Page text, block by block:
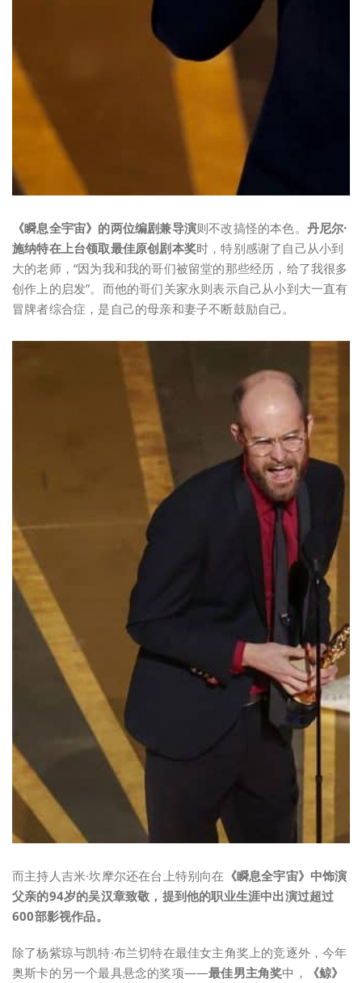
《瞬息全宇宙》的两位编剧兼导演则不改搞怪的本色。 丹尼尔·
施纳特在上台领取最佳原创剧本奖时，特别感谢了自己从小到
大的老师，“因为我和我的哥们被留堂的那些经历，给了我很多
创作上的启发”。而他的哥们关家永则表示自己从小到大一直有
冒牌者综合症，是自己的母亲和妻子不断鼓励自己。
而主持人吉米·坎摩尔还在台上特别向在 《瞬息全宇宙》中饰演
父亲的94岁的吴汉章致敬，提到他的职业生涯中出演过超过
600部影视作品。
除了杨紫琼与凯特·布兰切特在最佳女主角奖上的竞逐外，今年
奥斯卡的另一个最具悬念的奖项——最佳男主角奖中，
《鲸》